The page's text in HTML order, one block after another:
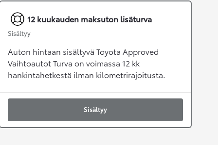
12 kuukauden maksuton lisäturva
Sisältyy
Auton hintaan sisältyvä Toyota Approved
Vaihtoautot Turva on voimassa 12 kk
hankintahetkestä ilman kilometrirajoitusta.
Sisältyy